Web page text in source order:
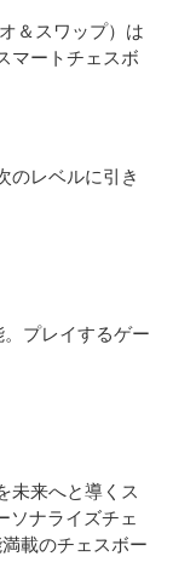
＆スワップ）は
マートチェスボ
のレベルに引き
プレイするゲー
未来へと導くス
ソナライズチェ
載のチェスボー